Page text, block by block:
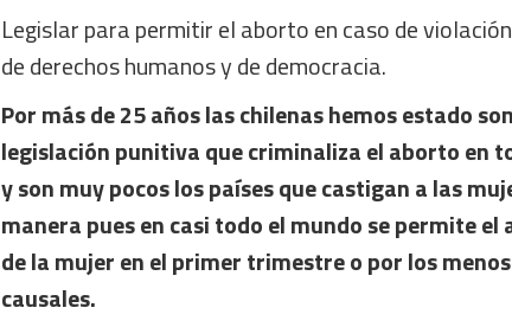
Legislar para permitir el aborto en caso de
de derechos humanos y de democracia.
Por más de 25 años las chilenas hemos estado
legislación punitiva que criminaliza el aborto en
y son muy pocos los países que castigan a las
manera pues en casi todo el mundo se permite el
de la mujer en el primer trimestre o por los
causales.